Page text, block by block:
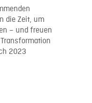
die Zeit, um
– und freuen
2023